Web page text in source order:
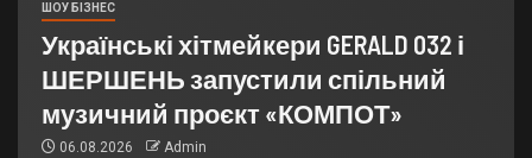
ШОУ БІЗНЕС
Українські хітмейкери GERALD 032 і
ШЕРШЕНЬ запустили спільний
музичний проєкт «КОМПОТ»
06.08.2026 Admin